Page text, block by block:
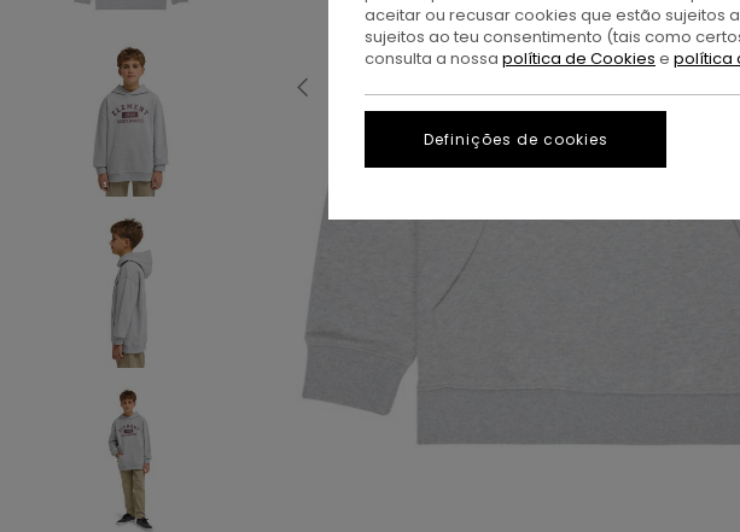
aceitar ou recusar cookies que estão sujeitos
sujeitos ao teu consentimento (tais como
consulta a nossa política de Cookies e política
Definições de cookies